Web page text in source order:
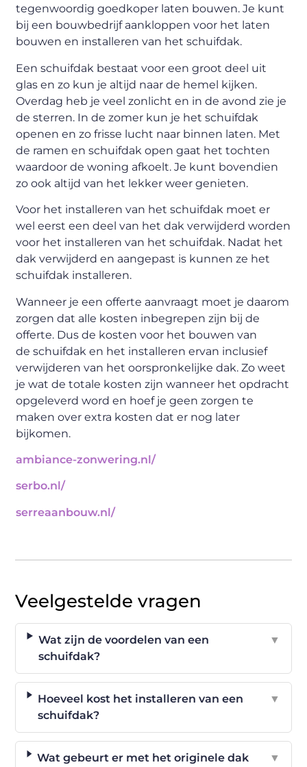
tegenwoordig goedkoper laten bouwen. Je kunt
bij een bouwbedrijf aankloppen voor het laten
bouwen en installeren van het schuifdak.
Een schuifdak bestaat voor een groot deel uit
glas en zo kun je altijd naar de hemel kijken.
Overdag heb je veel zonlicht en in de avond zie je
de sterren. In de zomer kun je het schuifdak
openen en zo frisse lucht naar binnen laten. Met
de ramen en schuifdak open gaat het tochten
waardoor de woning afkoelt. Je kunt bovendien
zo ook altijd van het lekker weer genieten.
Voor het installeren van het schuifdak moet er
wel eerst een deel van het dak verwijderd worden
voor het installeren van het schuifdak. Nadat het
dak verwijderd en aangepast is kunnen ze het
schuifdak installeren.
Wanneer je een offerte aanvraagt moet je daarom
zorgen dat alle kosten inbegrepen zijn bij de
offerte. Dus de kosten voor het bouwen van
de schuifdak en het installeren ervan inclusief
verwijderen van het oorspronkelijke dak. Zo weet
je wat de totale kosten zijn wanneer het opdracht
opgeleverd word en hoef je geen zorgen te
maken over extra kosten dat er nog later
bijkomen.
ambiance-zonwering.nl/
serbo.nl/
serreaanbouw.nl/
Veelgestelde vragen
Wat zijn de voordelen van een
schuifdak?
▼
Hoeveel kost het installeren van een
schuifdak?
▼
Wat gebeurt er met het originele dak
▼